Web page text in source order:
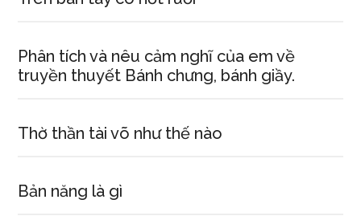
Phân tích và nêu cảm nghĩ của em về
truyền thuyết Bánh chưng, bánh giầy.
Thờ thần tài võ như thế nào
Bản năng là gì